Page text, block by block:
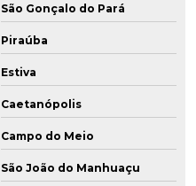
São Gonçalo do Pará
Piraúba
Estiva
Caetanópolis
Campo do Meio
São João do Manhuaçu